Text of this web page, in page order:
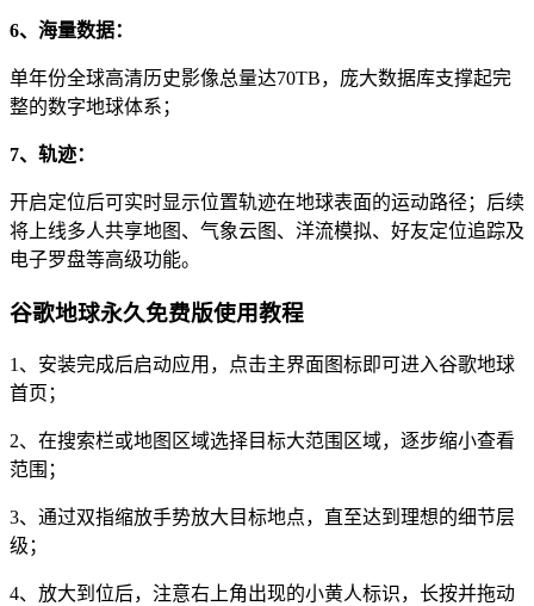
6、海量数据：
单年份全球高清历史影像总量达70TB，庞大数据库支撑起完
整的数字地球体系；
7、轨迹：
开启定位后可实时显示位置轨迹在地球表面的运动路径；后续
将上线多人共享地图、气象云图、洋流模拟、好友定位追踪及
电子罗盘等高级功能。
谷歌地球永久免费版使用教程
1、安装完成后启动应用，点击主界面图标即可进入谷歌地球
首页；
2、在搜索栏或地图区域选择目标大范围区域，逐步缩小查看
范围；
3、通过双指缩放手势放大目标地点，直至达到理想的细节层
级；
4、放大到位后，注意右上角出现的小黄人标识，长按并拖动